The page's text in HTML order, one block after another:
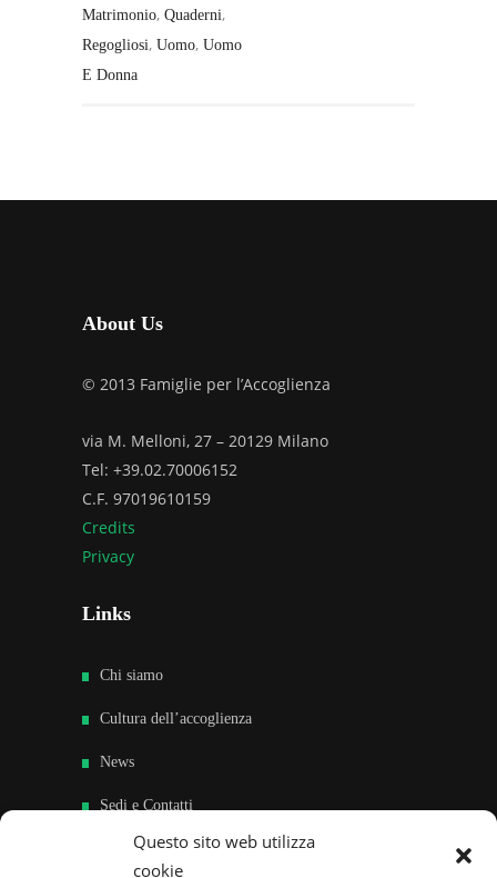
Questo sito web utilizza
cookie
Matrimonio, Quaderni,
Regogliosi, Uomo, Uomo
E Donna
About Us
© 2013 Famiglie per l’Accoglienza
via M. Melloni, 27 – 20129 Milano
Tel: +39.02.70006152
C.F. 97019610159
Credits
Privacy
Links
Chi siamo
Cultura dell’accoglienza
News
Sedi e Contatti
Sostieni